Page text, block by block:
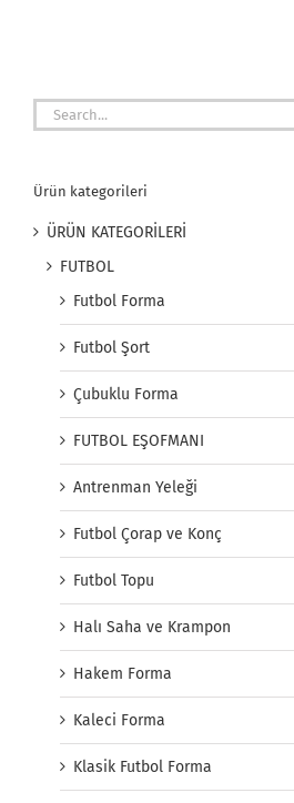
Search
for:
Ürün kategorileri
ÜRÜN KATEGORİLERİ
FUTBOL
Futbol Forma
Futbol Şort
Çubuklu Forma
FUTBOL EŞOFMANI
Antrenman Yeleği
Futbol Çorap ve Konç
Futbol Topu
Halı Saha ve Krampon
Hakem Forma
Kaleci Forma
Klasik Futbol Forma